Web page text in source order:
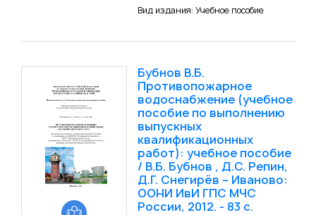
Вид издания: Учебное пособие
Бубнов В.Б.
Противопожарное
водоснабжение (учебное
пособие по выполнению
выпускных
квалификационных
работ): учебное пособие
/ В.Б. Бубнов , Д.С. Репин,
Д.Г. Снегирёв – Иваново:
ООНИ ИвИ ГПС МЧС
России, 2012. - 83 с.